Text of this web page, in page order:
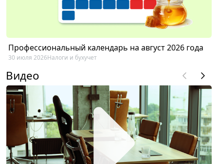
Профессиональный календарь на август 2026 года
30 июля 2026Налоги и бухучет
Видео